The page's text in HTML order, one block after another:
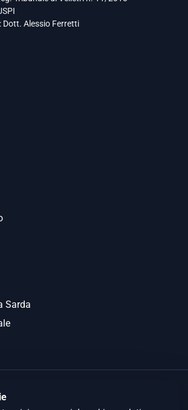
Dott. Alessio Ferretti
Sarda
Roma - Sedi operative: Albano Laziale e